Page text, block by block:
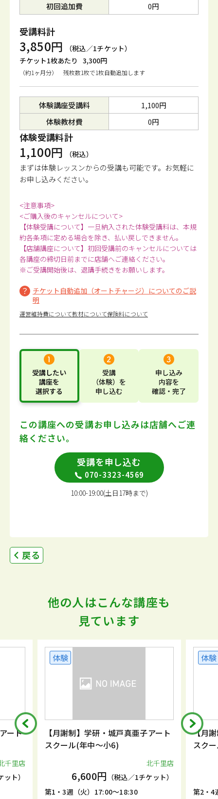
初回追加費 0円
受講料計
3,850円
（税込／1チケット）
チケット1枚あたり 3,300円
（約1ヶ月分） 残枚数1枚で1枚自動追加します
体験講座受講料
1,100円
体験教材費
0円
体験受講料計
1,100円 （税込）
まずは体験レッスンからの受講も可能です。 お気軽に
お申し込みください。
<注意事項>
<ご購入後のキャンセルについて>
【体験受講について】一旦納入された体験受講料は、本規
約各条項に定める場合を除き、払い戻しできません。
【店舗講座について】初回受講前のキャンセルについては
各講座の締切日前までに店舗へご連絡ください。
※ご受講開始後は、退講手続きをお願いします。
チケット自動追加（オートチャージ）についてのご説
明
運営維持費について教材について保険料について
受講したい
講座を
選択する
受講
（体験） を
申し込む
申し込み
内容を
確認・完了
この講座への受講お申し込みは店舗へご連
絡ください。
受講を申し込む
070-3323-4569
10:00-19:00(土日17時まで)
戻る
他の人はこんな講座も
見ています
ート
千里店
ト）
体験
【月謝制】学研・城戸真亜子アート
スクール(年中～小6)
北千里店
6,600円 （税込／1チケット）
第1・3週（火）17:00～18:30
体験
【月
スク
第2・4